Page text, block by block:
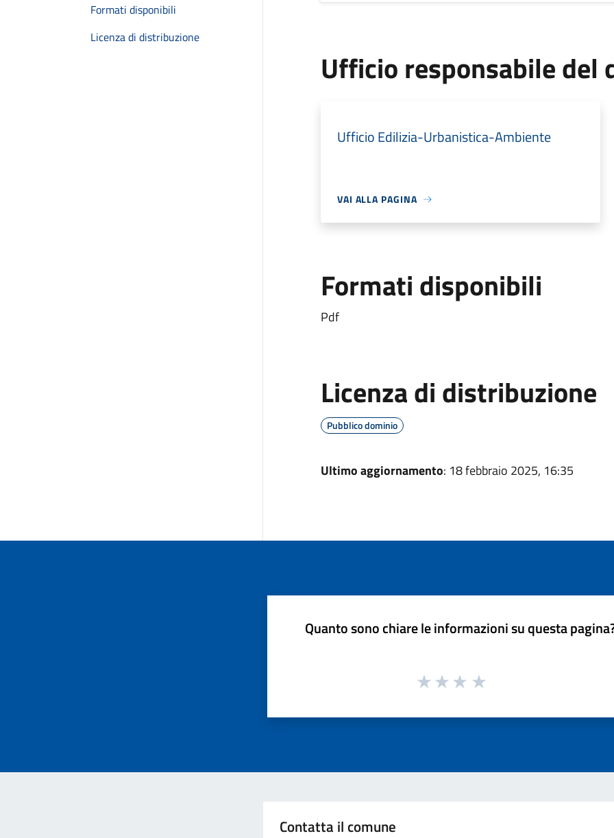
Formati disponibili
Licenza di distribuzione
Ufficio responsabile del
Ufficio Edilizia-Urbanistica-Ambiente
VAI ALLA PAGINA
Formati disponibili
Pdf
Licenza di distribuzione
Pubblico dominio
Ultimo aggiornamento: 18 febbraio 2025, 16:35
Quanto sono chiare le informazioni su questa
Contatta il comune